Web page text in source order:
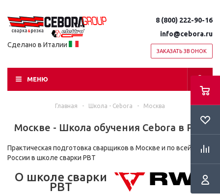
Сделано в Италии
8 (800) 222-90-16
info@cebora.ru
ЗАКАЗАТЬ ЗВОНОК
МЕНЮ
Главная - Школа - Cebora - Москва
Москве - Школа обучения Cebora в РВТ
Практическая подготовка сварщиков в Москве и по всей
России в школе сварки РВТ
О школе сварки
РВТ